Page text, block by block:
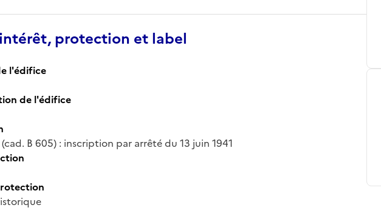
protection et label
l'édifice
de l'édifice
B 605) : inscription par arrêté du 13 juin 1941